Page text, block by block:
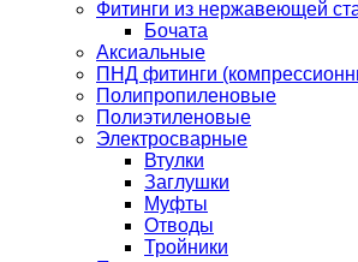
Фитинги из нержавеющей
Бочата
Аксиальные
ПНД фитинги
Полипропиленовые
Полиэтиленовые
Электросварные
Втулки
Заглушки
Муфты
Отводы
Тройники